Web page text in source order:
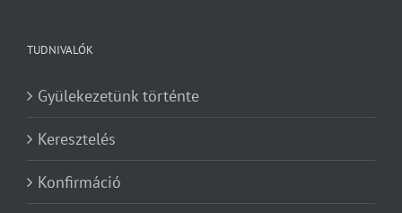
TUDNIVALÓK
Gyülekezetünk történte
Keresztelés
Konfirmáció